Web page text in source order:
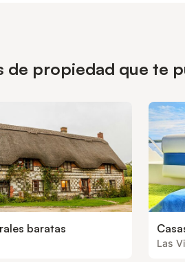
de propiedad que te
baratas
Las